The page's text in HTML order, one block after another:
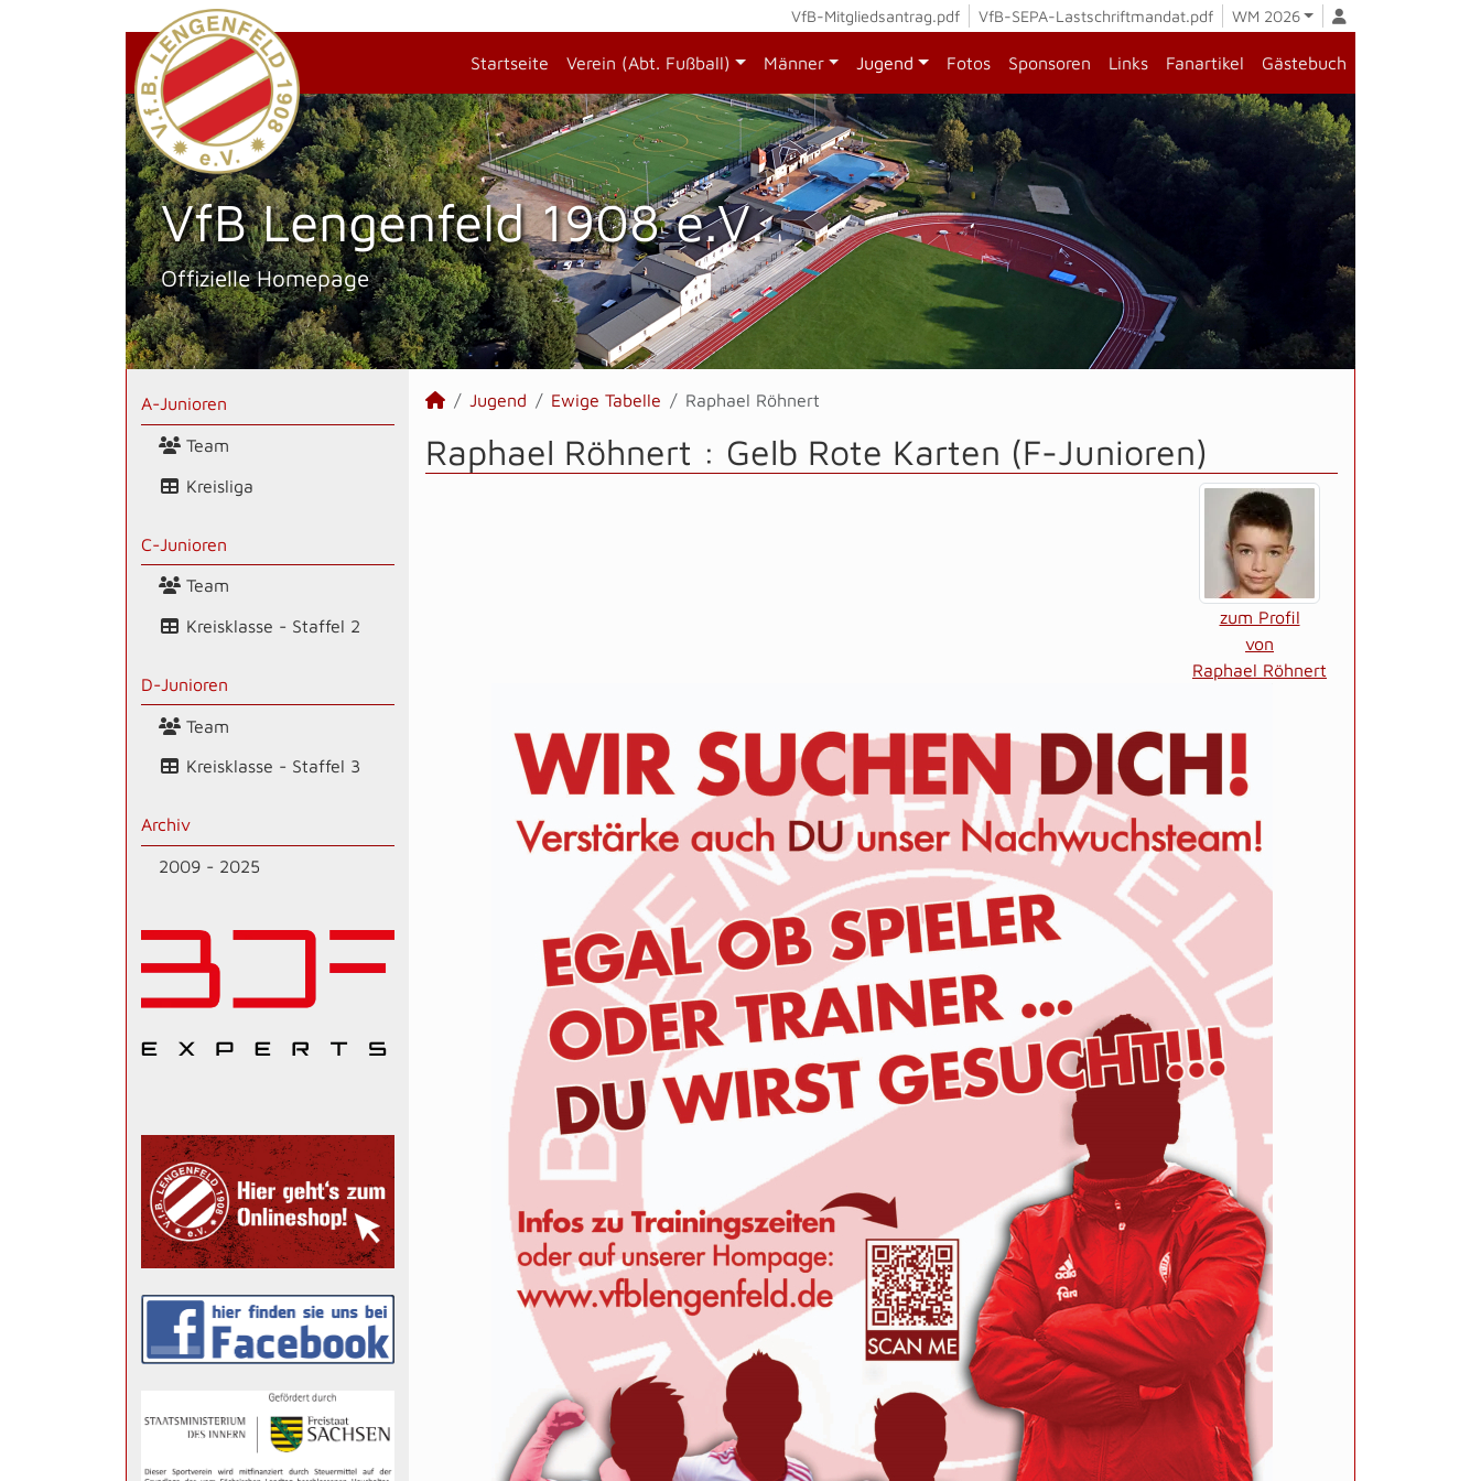
VfB-Mitgliedsantrag.pdf VfB-SEPA-Lastschriftmandat.pdf WM 2026
Startseite Verein (Abt. Fußball) Männer Jugend Fotos Sponsoren Links Fanartikel Gästebuch
VfB Lengenfeld 1908 e.V.
Offizielle Homepage
A-Junioren
Team
Kreisliga
C-Junioren
Team
Kreisklasse - Staffel 2
D-Junioren
Team
Kreisklasse - Staffel 3
Archiv
2009 - 2025
Jugend Ewige Tabelle Raphael Röhnert
Raphael Röhnert : Gelb Rote Karten (F-Junioren)
zum Profil
von
Raphael Röhnert